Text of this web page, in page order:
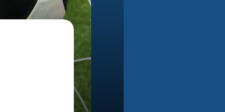
Bekijk alle foto's